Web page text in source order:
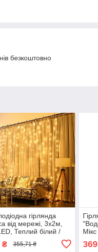
безкоштовно
гірлянда
від мережі, 3х2м,
Теплий білий /
/ Гірлянда водоспад
₴ 355,71 ₴ 369